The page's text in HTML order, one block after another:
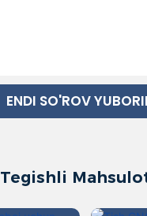
ENDI SO'ROV
Tegishli